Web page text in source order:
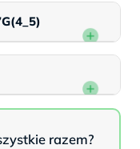
razem?